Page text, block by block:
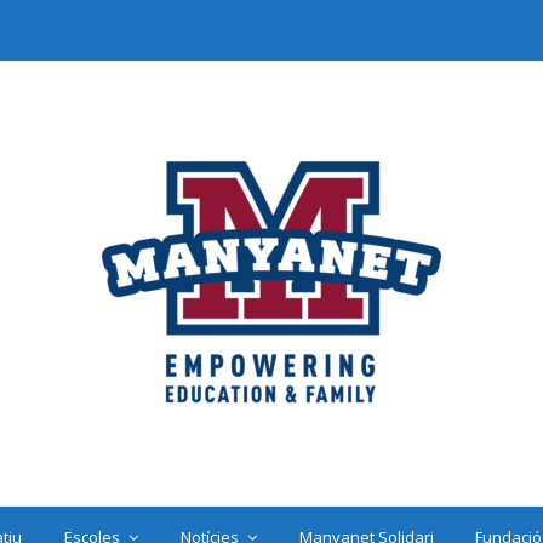
Escoles Notícies Manyanet Solidari Fundació